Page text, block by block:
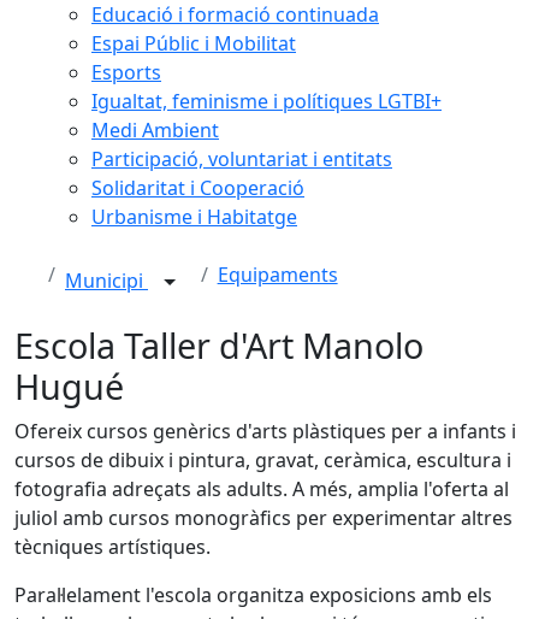
Educació i formació continuada
Espai Públic i Mobilitat
Esports
Igualtat, feminisme i polítiques LGTBI+
Medi Ambient
Participació, voluntariat i entitats
Solidaritat i Cooperació
Urbanisme i Habitatge
Municipi Equipaments
Escola Taller d'Art Manolo
Hugué
Ofereix cursos genèrics d'arts plàstiques per a infants i
cursos de dibuix i pintura, gravat, ceràmica, escultura i
fotografia adreçats als adults. A més, amplia l'oferta al
juliol amb cursos monogràfics per experimentar altres
tècniques artístiques.
Paral·lelament l'escola organitza exposicions amb els